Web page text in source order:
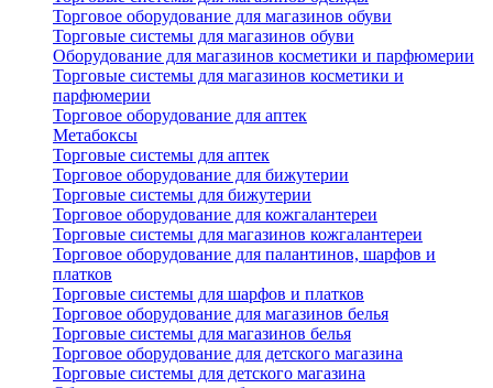
Торговое оборудование для магазинов обуви
Торговые системы для магазинов обуви
Оборудование для магазинов косметики и парфюмерии
Торговые системы для магазинов косметики и
парфюмерии
Торговое оборудование для аптек
Метабоксы
Торговые системы для аптек
Торговое оборудование для бижутерии
Торговые системы для бижутерии
Торговое оборудование для кожгалантереи
Торговые системы для магазинов кожгалантереи
Торговое оборудование для палантинов, шарфов и
платков
Торговые системы для шарфов и платков
Торговое оборудование для магазинов белья
Торговые системы для магазинов белья
Торговое оборудование для детского магазина
Торговые системы для детского магазина